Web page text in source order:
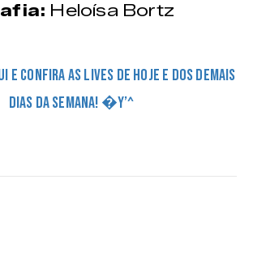
Heloísa Bortz
CONFIRA AS LIVES DE HOJE E DOS DEMAIS
DIAS DA SEMANA! �Y’^